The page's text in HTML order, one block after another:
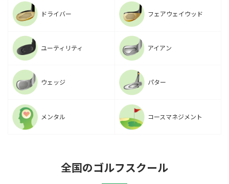
ドライバー フェアウェイウッド
ユーティリティ アイアン
ウェッジ パター
メンタル コースマネジメント
全国のゴルフスクール